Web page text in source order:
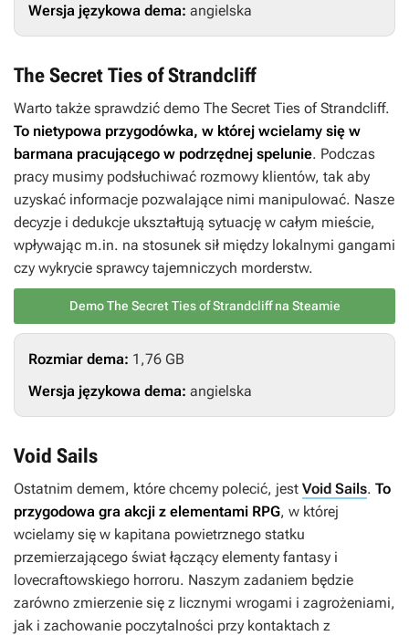
Wersja językowa dema: angielska
The Secret Ties of Strandcliff
Warto także sprawdzić demo The Secret Ties of Strandcliff.
To nietypowa przygodówka, w której wcielamy się w
barmana pracującego w podrzędnej spelunie. Podczas
pracy musimy podsłuchiwać rozmowy klientów, tak aby
uzyskać informacje pozwalające nimi manipulować. Nasze
decyzje i dedukcje ukształtują sytuację w całym mieście,
wpływając m.in. na stosunek sił między lokalnymi gangami
czy wykrycie sprawcy tajemniczych morderstw.
Demo The Secret Ties of Strandcliff na Steamie
Rozmiar dema: 1,76 GB
Wersja językowa dema: angielska
Void Sails
Ostatnim demem, które chcemy polecić, jest Void Sails. To
przygodowa gra akcji z elementami RPG, w której
wcielamy się w kapitana powietrznego statku
przemierzającego świat łączący elementy fantasy i
lovecraftowskiego horroru. Naszym zadaniem będzie
zarówno zmierzenie się z licznymi wrogami i zagrożeniami,
jak i zachowanie poczytalności przy kontaktach z